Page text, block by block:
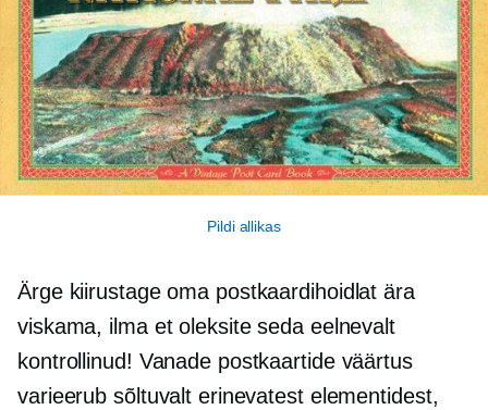
Pildi allikas
Ärge kiirustage oma postkaardihoidlat ära
viskama, ilma et oleksite seda eelnevalt
kontrollinud! Vanade postkaartide väärtus
varieerub sõltuvalt erinevatest elementidest,